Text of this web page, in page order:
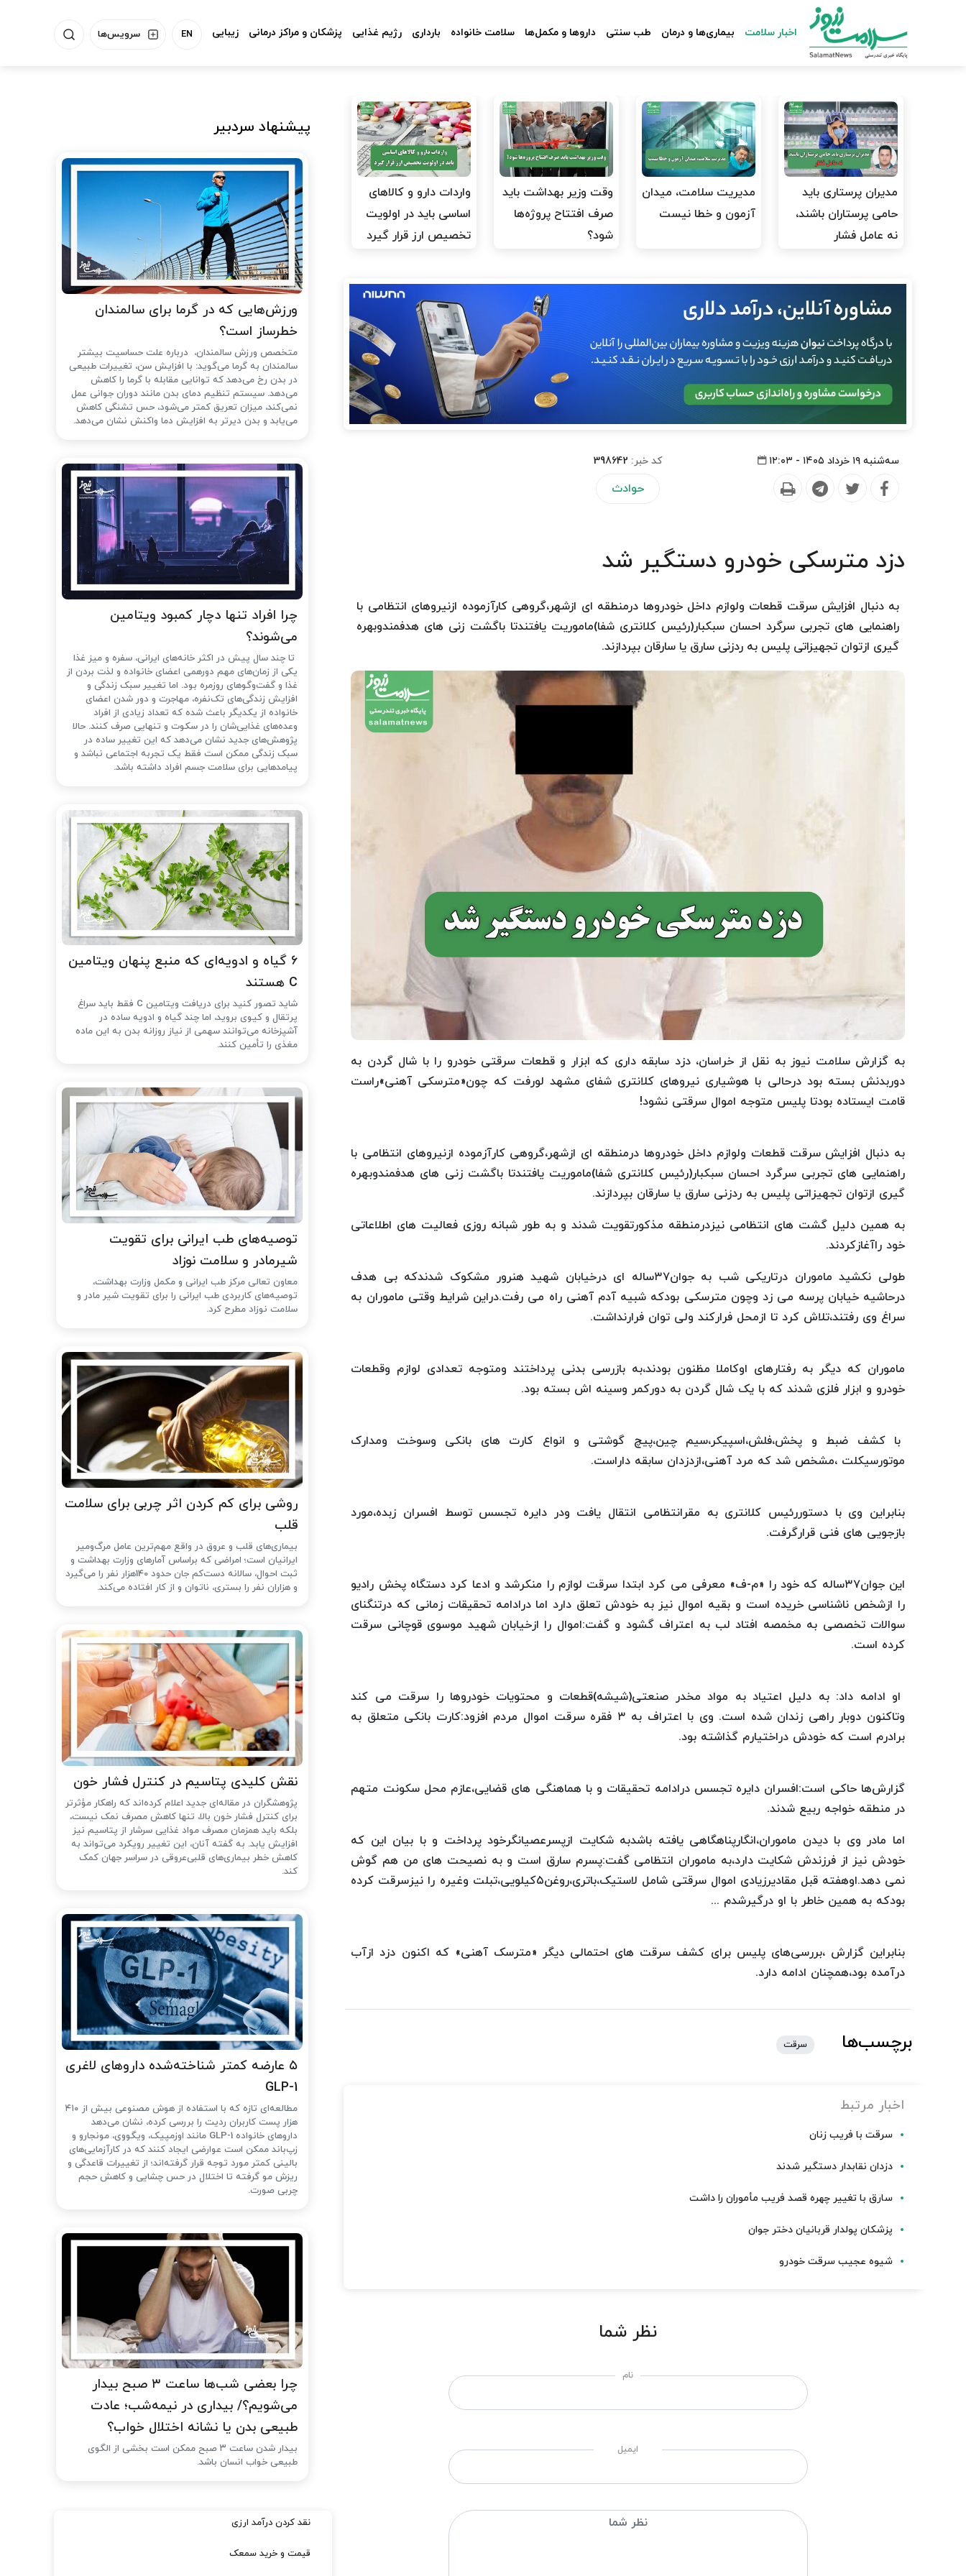
سرویس‌ها EN اخبار سلامت بیماری‌ها و درمان طب سنتی داروها و مکمل‌ها سلامت خانواده بارداری رژیم غذایی پزشکان و مراکز درمانی زیبایی
مدیران پرستاری باید
حامی پرستاران باشند،
نه عامل فشار
مدیریت سلامت، میدان
آزمون و خطا نیست
وقت وزیر بهداشت باید
صرف افتتاح پروژه‌ها
شود؟
واردات دارو و کالاهای
اساسی باید در اولویت
تخصیص ارز قرار گیرد
سه‌شنبه ۱۹ خرداد ۱۴۰۵ - ۱۲:۰۳ کد خبر: 398642
حوادث
دزد مترسکی خودرو دستگیر شد
به دنبال افزایش سرقت قطعات ولوازم داخل خودروها درمنطقه ای ازشهر،گروهی کارآزموده ازنیروهای انتظامی با
راهنمایی های تجربی سرگرد احسان سبکبار(رئیس کلانتری شفا)ماموریت یافتندتا باگشت زنی های هدفمندوبهره
گیری ازتوان تجهیزاتی پلیس به ردزنی سارق یا سارقان بپردازند.
به گزارش سلامت نیوز به نقل از خراسان، دزد سابقه داری که ابزار و قطعات سرقتی خودرو را با شال گردن به
دوربدنش بسته بود درحالی با هوشیاری نیروهای کلانتری شفای مشهد لورفت که چون«مترسکی آهنی»راست
قامت ایستاده بودتا پلیس متوجه اموال سرقتی نشود!
به دنبال افزایش سرقت قطعات ولوازم داخل خودروها درمنطقه ای ازشهر،گروهی کارآزموده ازنیروهای انتظامی با
راهنمایی های تجربی سرگرد احسان سبکبار(رئیس کلانتری شفا)ماموریت یافتندتا باگشت زنی های هدفمندوبهره
گیری ازتوان تجهیزاتی پلیس به ردزنی سارق یا سارقان بپردازند.
به همین دلیل گشت های انتظامی نیزدرمنطقه مذکورتقویت شدند و به طور شبانه روزی فعالیت های اطلاعاتی
خود راآغازکردند.
طولی نکشید ماموران درتاریکی شب به جوان۳۷ساله ای درخیابان شهید هنرور مشکوک شدندکه بی هدف
درحاشیه خیابان پرسه می زد وچون مترسکی بودکه شبیه آدم آهنی راه می رفت.دراین شرایط وقتی ماموران به
سراغ وی رفتند،تلاش کرد تا ازمحل فرارکند ولی توان فرارنداشت.
ماموران که دیگر به رفتارهای اوکاملا مظنون بودند،به بازرسی بدنی پرداختند ومتوجه تعدادی لوازم وقطعات
خودرو و ابزار فلزی شدند که با یک شال گردن به دورکمر وسینه اش بسته بود.
با کشف ضبط و پخش،فلش،اسپیکر،سیم چین،پیچ گوشتی و انواع کارت های بانکی وسوخت ومدارک
موتورسیکلت ،مشخص شد که مرد آهنی،ازدزدان سابقه داراست.
بنابراین وی با دستوررئیس کلانتری به مقرانتظامی انتقال یافت ودر دایره تجسس توسط افسران زبده،مورد
بازجویی های فنی قرارگرفت.
این جوان۳۷ساله که خود را «م-ف» معرفی می کرد ابتدا سرقت لوازم را منکرشد و ادعا کرد دستگاه پخش رادیو
را ازشخص ناشناسی خریده است و بقیه اموال نیز به خودش تعلق دارد اما درادامه تحقیقات زمانی که درتنگنای
سوالات تخصصی به مخمصه افتاد لب به اعتراف گشود و گفت:اموال را ازخیابان شهید موسوی قوچانی سرقت
کرده است.
او ادامه داد: به دلیل اعتیاد به مواد مخدر صنعتی(شیشه)قطعات و محتویات خودروها را سرقت می کند
وتاکنون دوبار راهی زندان شده است. وی با اعتراف به ۳ فقره سرقت اموال مردم افزود:کارت بانکی متعلق به
برادرم است که خودش دراختیارم گذاشته بود.
گزارش‌ها حاکی است:افسران دایره تجسس درادامه تحقیقات و با هماهنگی های قضایی،عازم محل سکونت متهم
در منطقه خواجه ربیع شدند.
اما مادر وی با دیدن ماموران،انگارپناهگاهی یافته باشدبه شکایت ازپسرعصیانگرخود پرداخت و با بیان این که
خودش نیز از فرزندش شکایت دارد،به ماموران انتظامی گفت:پسرم سارق است و به نصیحت های من هم گوش
نمی دهد.اوهفته قبل مقادیرزیادی اموال سرقتی شامل لاستیک،باتری،روغن۵کیلویی،تبلت وغیره را نیزسرقت کرده
بودکه به همین خاطر با او درگیرشدم ...
بنابراین گزارش ،بررسی های پلیس برای کشف سرقت های احتمالی دیگر «مترسک آهنی» که اکنون دزد ازآب
درآمده بود،همچنان ادامه دارد.
برچسب‌ها سرقت
اخبار مرتبط
سرقت با فریب زنان
دزدان نقابدار دستگیر شدند
سارق با تغییر چهره قصد فریب مأموران را داشت
پزشکان پولدار قربانیان دختر جوان
شیوه عجیب سرقت خودرو
نظر شما
نام
ایمیل
پیشنهاد سردبیر
ورزش‌هایی که در گرما برای سالمندان
خطرساز است؟
متخصص ورزش سالمندان، درباره علت حساسیت بیشتر
سالمندان به گرما می‌گوید: با افزایش سن، تغییرات طبیعی
در بدن رخ می‌دهد که توانایی مقابله با گرما را کاهش
می‌دهد. سیستم تنظیم دمای بدن مانند دوران جوانی عمل
نمی‌کند، میزان تعریق کمتر می‌شود، حس تشنگی کاهش
می‌یابد و بدن دیرتر به افزایش دما واکنش نشان می‌دهد.
چرا افراد تنها دچار کمبود ویتامین
می‌شوند؟
تا چند سال پیش در اکثر خانه‌های ایرانی، سفره و میز غذا
یکی از زمان‌های مهم دورهمی اعضای خانواده و لذت بردن از
غذا و گفت‌وگوهای روزمره بود. اما تغییر سبک زندگی و
افزایش زندگی‌های تک‌نفره، مهاجرت و دور شدن اعضای
خانواده از یکدیگر باعث شده که تعداد زیادی از افراد
وعده‌های غذایی‌شان را در سکوت و تنهایی صرف کنند. حالا
پژوهش‌های جدید نشان می‌دهد که این تغییر ساده در
سبک زندگی ممکن است فقط یک تجربه اجتماعی نباشد و
پیامدهایی برای سلامت جسم افراد داشته باشد.
۶ گیاه و ادویه‌ای که منبع پنهان ویتامین
C هستند
شاید تصور کنید برای دریافت ویتامین C فقط باید سراغ
پرتقال و کیوی بروید، اما چند گیاه و ادویه ساده در
آشپزخانه می‌توانند سهمی از نیاز روزانه بدن به این ماده
مغذی را تأمین کنند.
توصیه‌های طب ایرانی برای تقویت
شیرمادر و سلامت نوزاد
معاون تعالی مرکز طب ایرانی و مکمل وزارت بهداشت،
توصیه‌های کاربردی طب ایرانی را برای تقویت شیر مادر و
سلامت نوزاد مطرح کرد.
روشی برای کم کردن اثر چربی برای سلامت
قلب
بیماری‌های قلب و عروق در واقع مهم‌ترین عامل مرگ‌ومیر
ایرانیان است؛ امراضی که براساس آمارهای وزارت بهداشت و
ثبت احوال، سالانه دست‌کم جان حدود 140هزار نفر را می‌گیرد
و هزاران نفر را بستری، ناتوان و از کار افتاده می‌کند.
نقش کلیدی پتاسیم در کنترل فشار خون
پژوهشگران در مقاله‌ای جدید اعلام کرده‌اند که راهکار مؤثرتر
برای کنترل فشار خون بالا، تنها کاهش مصرف نمک نیست،
بلکه باید همزمان مصرف مواد غذایی سرشار از پتاسیم نیز
افزایش یابد. به گفته آنان، این تغییر رویکرد می‌تواند به
کاهش خطر بیماری‌های قلبی‌عروقی در سراسر جهان کمک
کند.
۵ عارضه کمتر شناخته‌شده داروهای لاغری
GLP-1
مطالعه‌ای تازه که با استفاده از هوش مصنوعی بیش از ۴۱۰
هزار پست کاربران ردیت را بررسی کرده، نشان می‌دهد
داروهای خانواده GLP-1 مانند اوزمپیک، ویگووی، مونجارو و
زپ‌باند ممکن است عوارضی ایجاد کنند که در کارآزمایی‌های
بالینی کمتر مورد توجه قرار گرفته‌اند؛ از تغییرات قاعدگی و
ریزش مو گرفته تا اختلال در حس چشایی و کاهش حجم
چربی صورت.
چرا بعضی شب‌ها ساعت ۳ صبح بیدار
می‌شویم؟/ بیداری در نیمه‌شب؛ عادت
طبیعی بدن یا نشانه اختلال خواب؟
بیدار شدن ساعت ۳ صبح ممکن است بخشی از الگوی
طبیعی خواب انسان باشد.
نقد کردن درآمد ارزی
قیمت و خرید سمعک